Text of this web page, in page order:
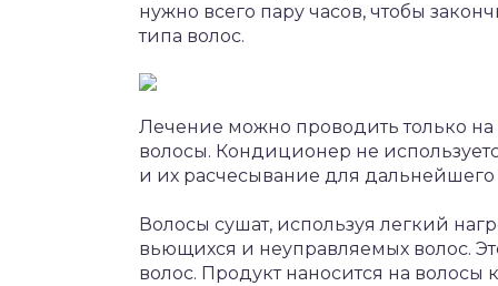
нужно всего пару часов, чтобы
типа волос.
Лечение можно проводить только
волосы. Кондиционер не
и их расчесывание для дальнейшего
Волосы сушат, используя легкий
вьющихся и неуправляемых волос.
волос. Продукт наносится на волосы